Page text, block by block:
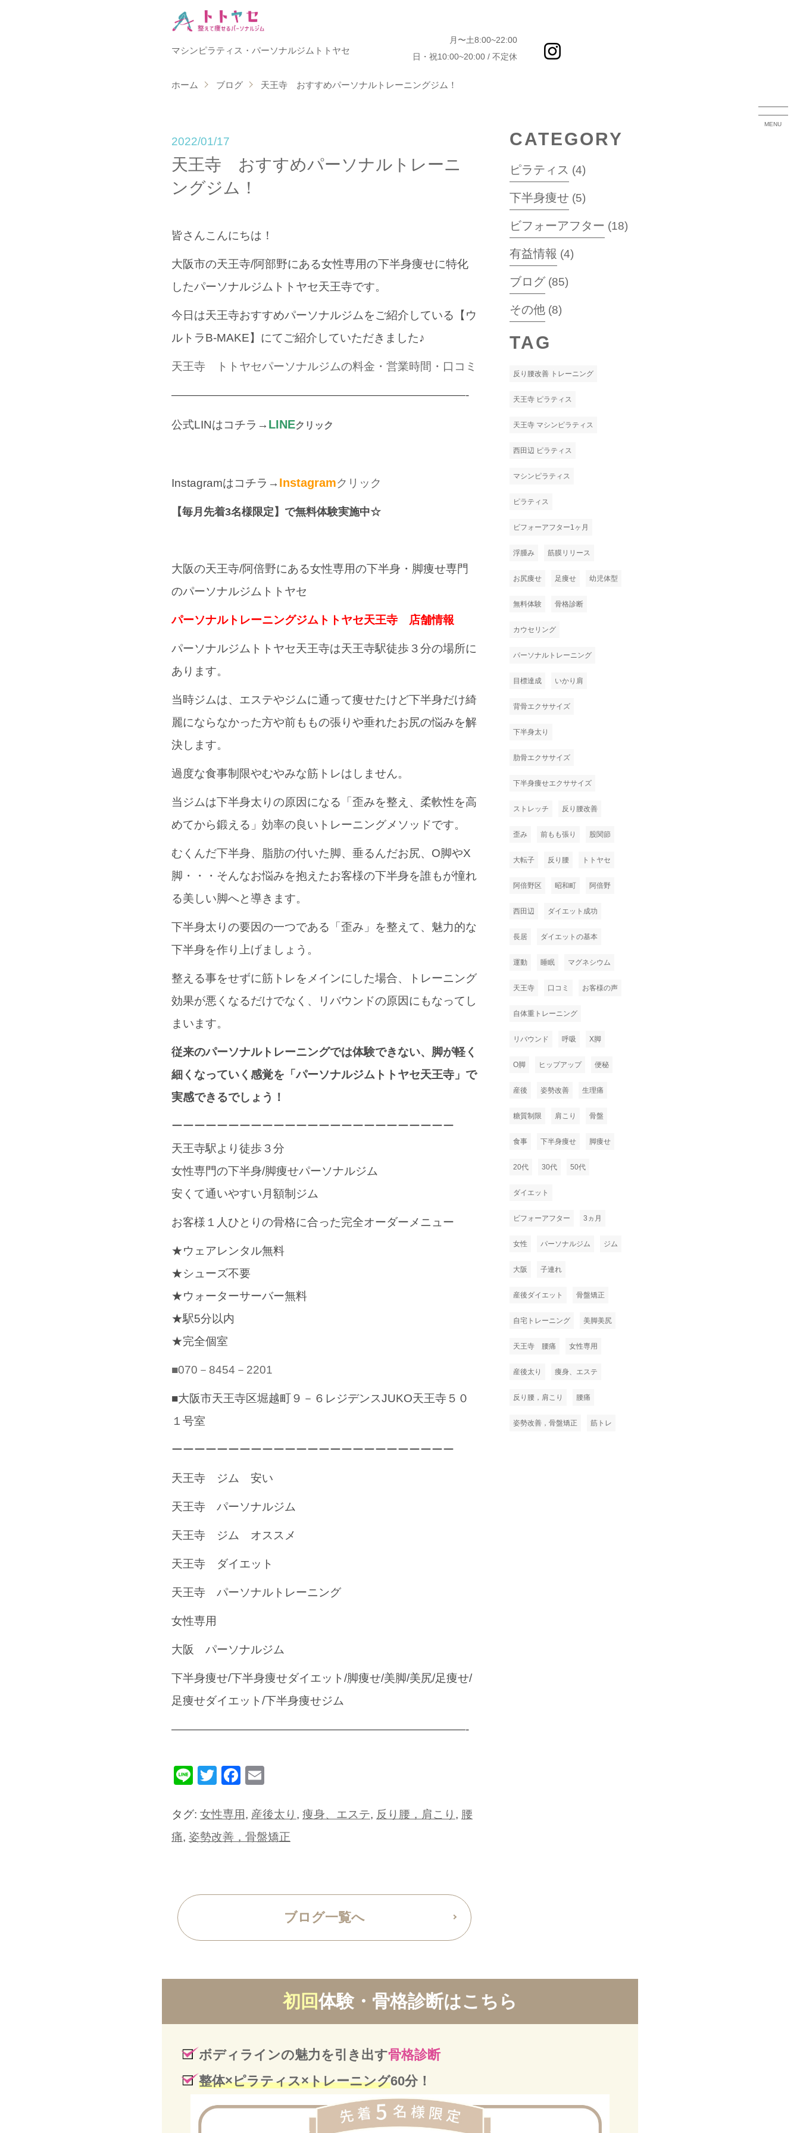
マシンピラティス・パーソナルジムトトヤセ
月〜土8:00~22:00
日・祝10:00~20:00 / 不定休
MENU
ホーム ブログ 天王寺 おすすめパーソナルトレーニングジム！
2022/01/17
天王寺 おすすめパーソナルトレーニ
ングジム！
皆さんこんにちは！
大阪市の天王寺/阿部野にある女性専用の下半身痩せに特化
したパーソナルジムトトヤセ天王寺です。
今日は天王寺おすすめパーソナルジムをご紹介している【ウ
ルトラB-MAKE】にてご紹介していただきました♪
天王寺 トトヤセパーソナルジムの料金・営業時間・口コミ
——————————————————————————-
公式LINはコチラ→ LINEクリック
Instagramはコチラ→ Instagramクリック
【毎月先着3名様限定】で無料体験実施中☆
大阪の天王寺/阿倍野にある女性専用の下半身・脚痩せ専門
のパーソナルジムトトヤセ
パーソナルトレーニングジムトトヤセ天王寺 店舗情報
パーソナルジムトトヤセ天王寺は天王寺駅徒歩３分の場所に
あります。
当時ジムは、エステやジムに通って痩せたけど下半身だけ綺
麗にならなかった方や前ももの張りや垂れたお尻の悩みを解
決します。
過度な食事制限やむやみな筋トレはしません。
当ジムは下半身太りの原因になる 「歪みを整え、柔軟性を高
めてから鍛える」効率の良いトレーニングメソッドです。
むくんだ下半身、脂肪の付いた脚、垂るんだお尻、O脚やX
脚・・・そんなお悩みを抱えたお客様の下半身を誰もが憧れ
る美しい脚へと導きます。
下半身太りの要因の一つである「歪み」を整えて、魅力的な
下半身を作り上げましょう。
整える事をせずに筋トレをメインにした場合、トレーニング
効果が悪くなるだけでなく、リバウンドの原因にもなってし
まいます。
従来のパーソナルトレーニングでは体験できない、脚が軽く
細くなっていく感覚を「パーソナルジムトトヤセ天王寺」で
実感できるでしょう！
ーーーーーーーーーーーーーーーーーーーーーーーーー
天王寺駅より徒歩３分
女性専門の下半身/脚痩せパーソナルジム
安くて通いやすい月額制ジム
お客様１人ひとりの骨格に合った完全オーダーメニュー
★ウェアレンタル無料
★シューズ不要
★ウォーターサーバー無料
★駅5分以内
★完全個室
■070－8454－2201
■大阪市天王寺区堀越町９－６レジデンスJUKO天王寺５０
１号室
ーーーーーーーーーーーーーーーーーーーーーーーーー
天王寺 ジム 安い
天王寺 パーソナルジム
天王寺 ジム オススメ
天王寺 ダイエット
天王寺 パーソナルトレーニング
女性専用
大阪 パーソナルジム
下半身痩せ/下半身痩せダイエット/脚痩せ/美脚/美尻/足痩せ/
足痩せダイエット/下半身痩せジム
——————————————————————————-
LineTwitterFacebook
タグ: 女性専用, 産後太り , 痩身、エステ, 反り腰，肩こり , 腰
痛, 姿勢改善，骨盤矯正
ブログ一覧へ
CATEGORY
ピラティス (4)
下半身痩せ (5)
ビフォーアフター (18)
有益情報 (4)
ブログ (85)
その他 (8)
TAG
反り腰改善 トレーニング
天王寺 ピラティス
天王寺 マシンピラティス
西田辺 ピラティス
マシンピラティス
ピラティス
ビフォーアフター1ヶ月
浮腫み 筋膜リリース
お尻痩せ 足痩せ 幼児体型
無料体験 骨格診断
カウセリング
パーソナルトレーニング
目標達成 いかり肩
背骨エクササイズ
下半身太り
肋骨エクササイズ
下半身痩せエクササイズ
ストレッチ 反り腰改善
歪み 前もも張り 股関節
大転子 反り腰 トトヤセ
阿倍野区 昭和町 阿倍野
西田辺 ダイエット成功
長居 ダイエットの基本
運動 睡眠 マグネシウム
天王寺 口コミ お客様の声
自体重トレーニング
リバウンド 呼吸 X脚
O脚 ヒップアップ 便秘
産後 姿勢改善 生理痛
糖質制限 肩こり 骨盤
食事 下半身痩せ 脚痩せ
20代 30代 50代
ダイエット
ビフォーアフター 3ヵ月
女性 パーソナルジム ジム
大阪 子連れ
産後ダイエット 骨盤矯正
自宅トレーニング 美脚美尻
天王寺 腰痛 女性専用
産後太り 痩身、エステ
反り腰，肩こり 腰痛
姿勢改善，骨盤矯正 筋トレ
初回体験・骨格診断はこちら
ボディラインの魅力を引き出す骨格診断
整体×ピラティス×トレーニング60分！